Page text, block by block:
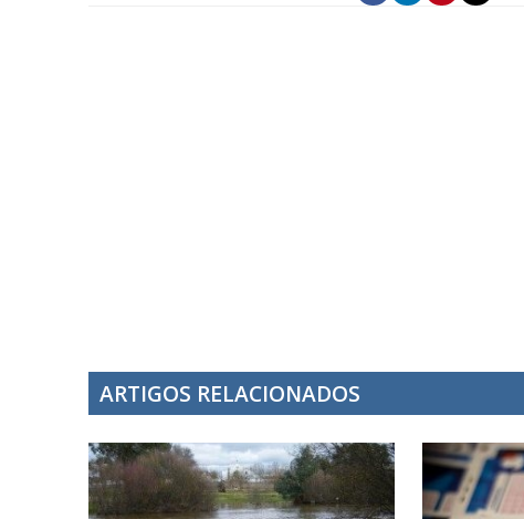
ARTIGOS RELACIONADOS